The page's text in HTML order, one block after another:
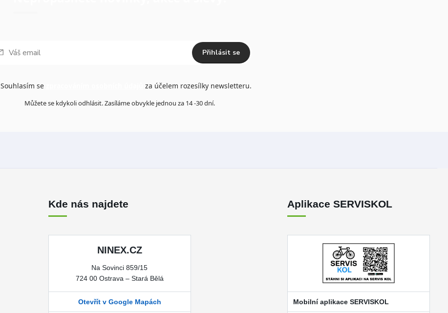
Přihlásit se
Souhlasím se za účelem rozesílky newsletteru.
Můžete se kdykoli odhlásit. Zasíláme obvykle jednou za 14 -30 dní.
Kde nás najdete
NINEX.CZ
Na Sovinci 859/15
724 00 Ostrava – Stará Bělá
Otevřít v Google Mapách
Aplikace SERVISKOL
Mobilní aplikace SERVISKOL